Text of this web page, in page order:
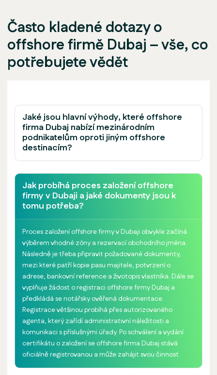
Často kladené dotazy o
offshore firmě Dubaj – vše, co
potřebujete vědět
Jaké jsou hlavní výhody, které offshore
firma Dubaj nabízí mezinárodním
podnikatelům oproti jiným offshore
destinacím?
Jak probíhá proces založení offshore
firmy v Dubaji a jaké dokumenty jsou k
tomu potřeba?
Proces založení offshore firmy v Dubaji obvykle začíná
výběrem vhodné zóny a rezervací obchodního jména.
Následně je třeba připravit požadované dokumenty,
mezi které patří kopie pasu majitele, potvrzení o
adrese, bankovní reference a životopis vlastníka. Dále se
vyplňuje žádost o registraci offshore firmy Dubaj a
předkládá se notářsky ověřená dokumentace.
Registrace většinou probíhá přes autorizovaného
agenta, který zařídí administrativní náležitosti a
komunikaci s příslušnými úřady. Po schválení a vydání
certifikátu o založení se offshore firma Dubaj stává
oficiálně registrovanou a může zahájit svou činnost.